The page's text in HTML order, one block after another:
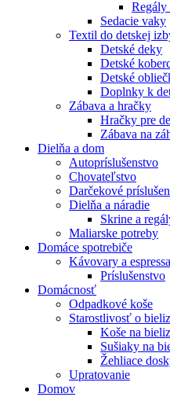
Regály
Sedacie vaky
Textil do detskej
Detské deky
Detské
Detské
Doplnky k
Zábava a hračky
Hračky pre
Zábava na
Dielňa a dom
Autopríslušenstvo
Chovateľstvo
Darčekové
Dielňa a náradie
Skrine a
Maliarske potreby
Domáce spotrebiče
Kávovary a espressa
Príslušenstvo
Domácnosť
Odpadkové koše
Starostlivosť o
Koše na
Sušiaky na
Žehliace
Upratovanie
Domov